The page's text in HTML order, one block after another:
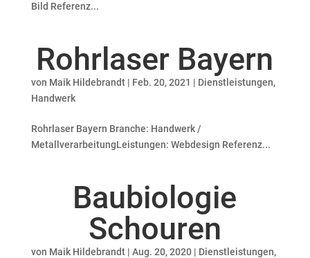
Bild Referenz...
Rohrlaser Bayern
von Maik Hildebrandt| Feb. 20, 2021 | Dienstleistungen,
Handwerk
Rohrlaser Bayern Branche: Handwerk /
MetallverarbeitungLeistungen: Webdesign Referenz...
Baubiologie
Schouren
von Maik Hildebrandt| Aug. 20, 2020| Dienstleistungen,